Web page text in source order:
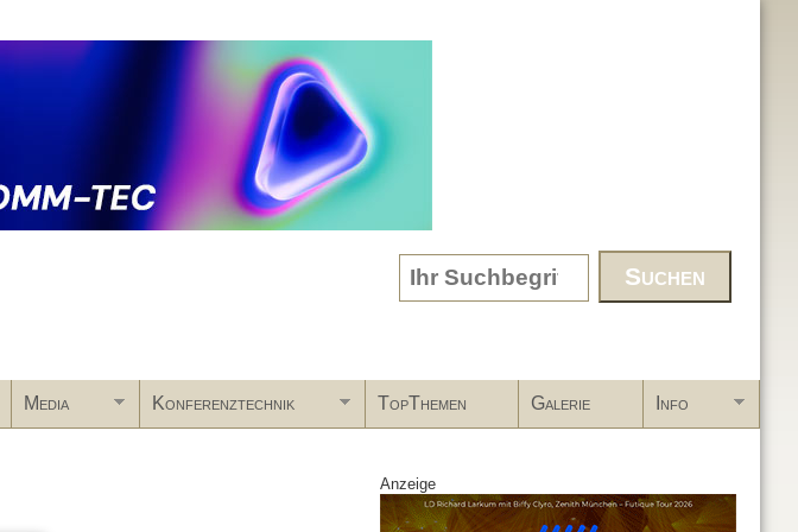
Search form
Media Konferenztechnik TopThemen Galerie Info
Anzeige